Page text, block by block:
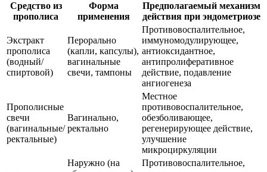
Средство из
прополиса
Форма
применения
Предполагаемый механизм
действия при эндометриозе
Экстракт
прополиса
(водный/
спиртовой)
Перорально
(капли, капсулы),
вагинальные
свечи, тампоны
Противовоспалительное,
иммуномодулирующее,
антиоксидантное,
антипролиферативное
действие, подавление
ангиогенеза
Прополисные
свечи
(вагинальные/
ректальные)
Вагинально,
ректально
Местное
противовоспалительное,
обезболивающее,
регенерирующее действие,
улучшение
микроциркуляции
Наружно (на
Противовоспалительное,